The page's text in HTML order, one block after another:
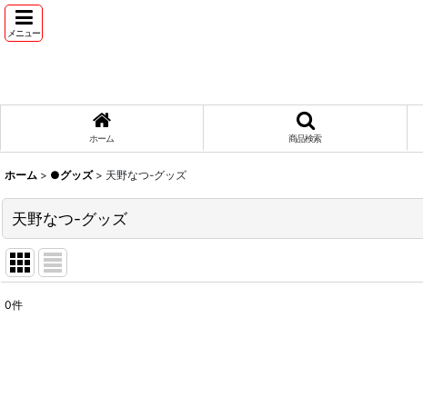
メニュー
ホーム 商品検索
ホーム > ●グッズ > 天野なつ-グッズ
天野なつ-グッズ
0件